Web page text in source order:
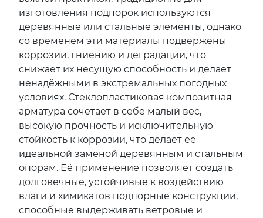
изготовления подпорок используются
деревянные или стальные элементы, однако
со временем эти материалы подвержены
коррозии, гниению и деградации, что
снижает их несущую способность и делает
ненадёжными в экстремальных погодных
условиях. Стеклопластиковая композитная
арматура сочетает в себе малый вес,
высокую прочность и исключительную
стойкость к коррозии, что делает её
идеальной заменой деревянным и стальным
опорам. Её применение позволяет создать
долговечные, устойчивые к воздействию
влаги и химикатов подпорные конструкции,
способные выдерживать ветровые и